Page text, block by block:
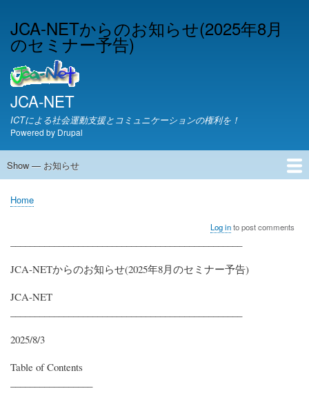
to
main
JCA-NETからのお知らせ(2025年8月
のセミナー予告)
JCA-NET
ICTによる社会運動支援とコミュニケーションの権利を！
Powered by Drupal
お
ら
Show — お知らせ
JCA-NETからのお知らせ
Breadcrumb
Home
Log into post comments
JCA-NETからのお知らせ(2025年8月のセミナー予告)
JCA-NET
2025/8/3
Table of Contents